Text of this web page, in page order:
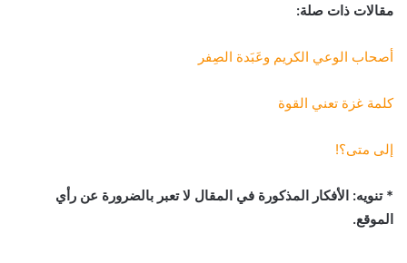
مقالات ذات صلة:
أصحاب الوعي الكريم وعَبَدة الصِفر
كلمة غزة تعني القوة
إلى متى؟!
* تنويه: الأفكار المذكورة في المقال لا تعبر بالضرورة عن رأي
الموقع.